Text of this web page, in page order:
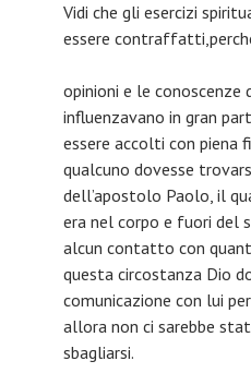
Vidi che gli esercizi
essere
opinioni e le
influenzavano in gran
essere accolti con piena
qualcuno dovesse
dell’apostolo Paolo, il
era nel corpo e fuori del
alcun contatto con
questa circostanza Dio
comunicazione con lui
allora non ci sarebbe
sbagliarsi.